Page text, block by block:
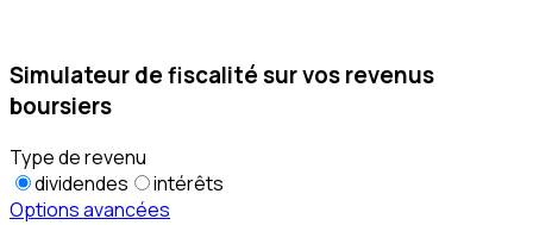
Simulateur de fiscalité sur vos revenus
boursiers
Type de revenu
dividendes
intérêts
Options avancées